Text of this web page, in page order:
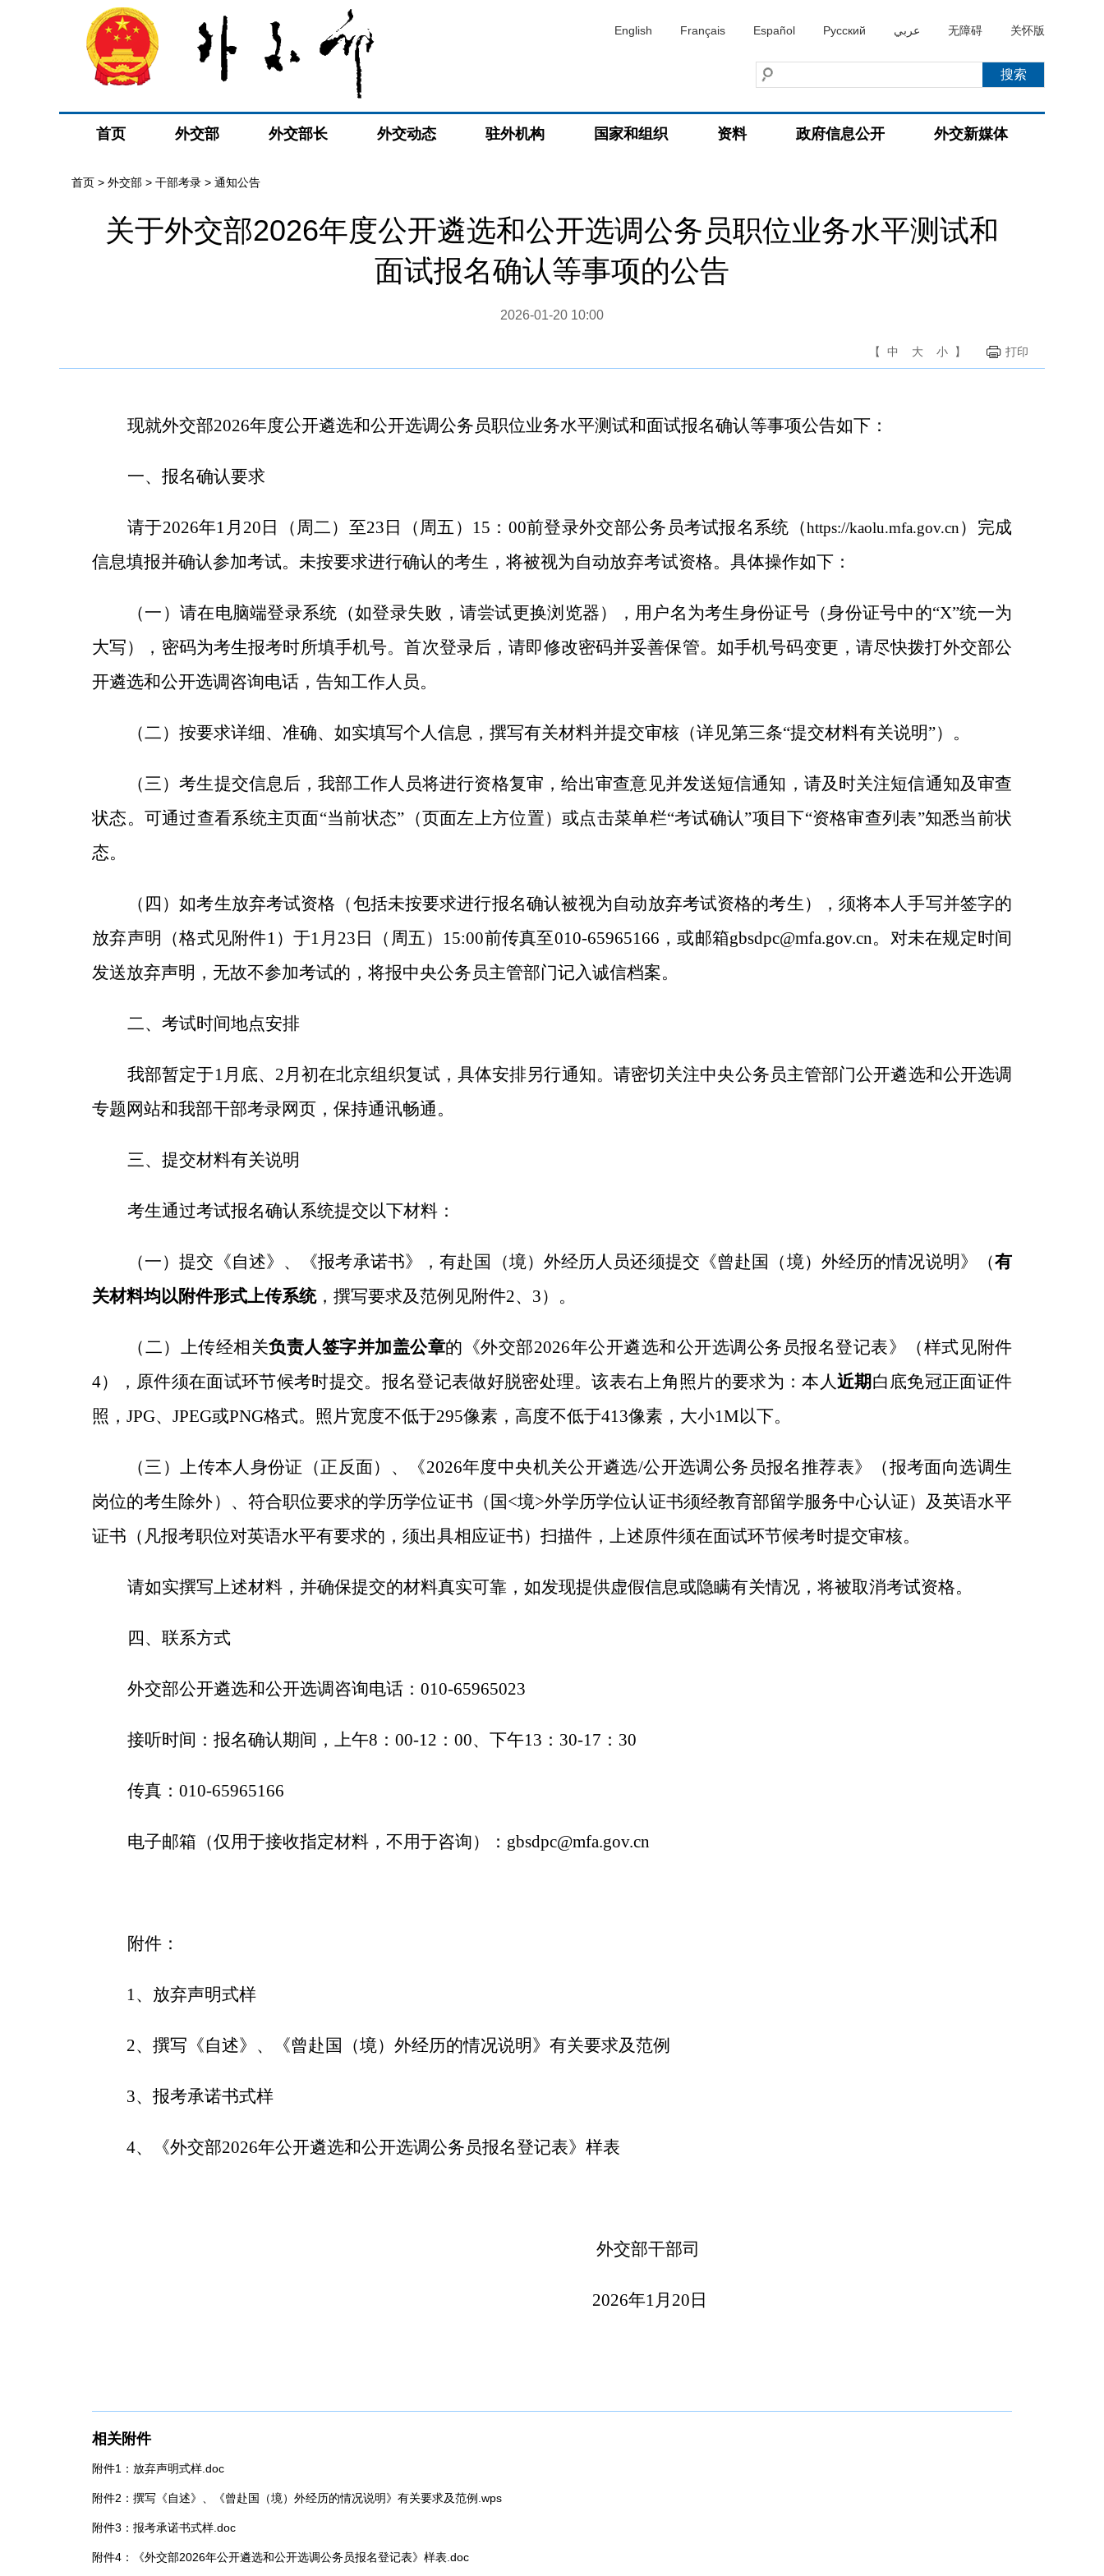
English Français Español Русский عربي 无障碍 关怀版
首页 外交部 外交部长 外交动态 驻外机构 国家和组织 资料 政府信息公开 外交新媒体
首页 > 外交部 > 干部考录 > 通知公告
关于外交部2026年度公开遴选和公开选调公务员职位业务水平测试和
面试报名确认等事项的公告
2026-01-20 10:00
【 中 大 小 】 打印
现就外交部2026年度公开遴选和公开选调公务员职位业务水平测试和面试报名确认等事项公告如下：
一、报名确认要求
请于2026年1月20日（周二）至23日（周五）15：00前登录外交部公务员考试报名系统（https://kaolu.mfa.gov.cn）完成
信息填报并确认参加考试。 未按要求进行确认的考生，将被视为自动放弃考试资格。具体操作如下：
（一）请在电脑端登录系统（如登录失败，请尝试更换浏览器）， 用户名为考生身份证号（身份证号中的“X”统一为
大写），密码为考生报考时所填手机号。首次登录后，请即修改密码并妥善保管。如手机号码变更，请尽快拨打外交部公
开遴选和公开选调咨询电话，告知工作人员。
（二）按要求详细、准确、如实填写个人信息，撰写有关材料并提交审核 （详见第三条“提交材料有关说明”） 。
（三）考生提交信息后，我部工作人员将进行资格复审，给出审查意见并发送短信通知，请及时关注短信通知及审查
状态。可通过查看系统主页面“当前状态”（页面左上方位置）或点击菜单栏“考试确认”项目下“资格审查列表”知悉当前状
态。
（四）如考生放弃考试资格（包括未按要求进行报名确认被视为自动放弃考试资格的考生），须将本人手写并签字的
放弃声明（格式见附件1）于1 月 23 日（周五） 15:00前传真至010-65965166，或邮箱gbsdpc@mfa.gov.cn。对未在规定时间
发送放弃声明，无故不参加考试的，将报中央公务员主管部门记入诚信档案。
二、考试时间地点安排
我部暂定于1月底、2月初在北京组织复试， 具体安排另行通知。请密切关注中央公务员主管部门公开遴选和公开选调
专题网站和我部干部考录网页，保持通讯畅通。
三、提交材料有关说明
考生通过考试报名确认系统提交以下材料：
（一）提交《自述》、《报考承诺书》，有赴 国（境）外经历人员还须提交《曾赴国（境）外经历的情况说明》（有
关材料均以附件形式上传系统，撰写要求及范例见附件2、3）。
（二）上传经相关负责人签字并加盖公章的《外交部2026年公开遴选和公开选调公务员报名登记表》（样式见附件
4），原件须在面试环节候考时提交。报名登记表做好脱密处理。该表右上角照片的要求为：本人近期 白底免冠正面证件
照， JPG、JPEG或PNG格式。照片宽度不低于295像素，高度不低于413像素，大小1M以下。
（三）上传本人身份证（正反面）、《2026年度中央机关公开遴选/公开选调公务员报名推荐表》（报考面向选调生
岗位的考生除外）、符合职位要求的学历学位证书 （ 国<境>外学历学位认证书须经教育部留学服务中心认证） 及英语水平
证书（凡报考职位对英语水平有要求的，须出具相应证书）扫描件，上述原件须在面试环节候考时提交审核。
请如实撰写上述材料， 并确保提交的材料真实可靠， 如发现提供虚假信息或隐瞒有关情况，将被取消考试资格。
四、联系方式
外交部公开遴选和公开选调咨询电话： 010-65965023
接听时间：报名确认期间，上午8：00-12：00、下午13：30-17：30
传真： 010-65965166
电子邮箱（仅用于接收指定材料，不用于咨询）： gbsdpc@mfa.gov.cn
附件：
1、 放弃声明式样
2、 撰写《自述》、《曾赴国（境）外经历的情况说明》有关要求及范例
3、 报考承诺书式样
4、 《外交部2026年公开遴选和公开选调公务员报名登记表》样表
外交部干部司
2026年1月20日
相关附件
附件1：放弃声明式样.doc
附件2：撰写《自述》、《曾赴国（境）外经历的情况说明》有关要求及范例.wps
附件3：报考承诺书式样.doc
附件4：《外交部2026年公开遴选和公开选调公务员报名登记表》样表.doc